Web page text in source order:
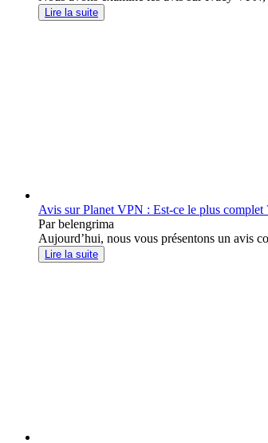
Lire la suite
Avis sur Planet VPN : Est-ce le plus complet
Par belengrima
Aujourd’hui, nous vous présentons un avis
Lire la suite